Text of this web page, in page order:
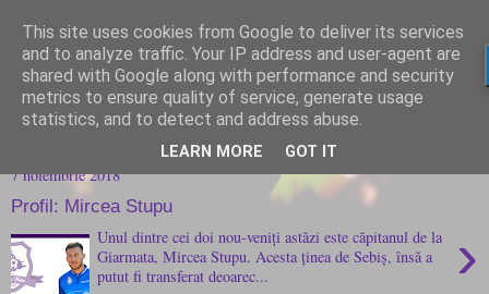
7 noiembrie 2018
Profil: Mircea Stupu
›
Unul dintre cei doi nou-veniți astăzi este căpitanul de la
Giarmata, Mircea Stupu. Acesta ținea de Sebiș, însă a
putut fi transferat deoarec...
This site uses cookies from Google to deliver its services
and to analyze traffic. Your IP address and user-agent are
shared with Google along with performance and security
metrics to ensure quality of service, generate usage
statistics, and to detect and address abuse.
LEARN MORE GOT IT